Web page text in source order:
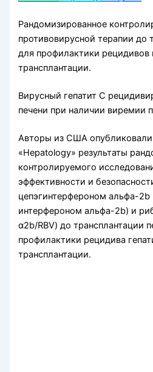
Рандомизированное
противовирусной терапии до
для профилактики рецидивов
трансплантации.
Вирусный гепатит С
печени при наличии виремии
Авторы из США
«Hepatology» результаты
контролируемого
эффективности и
цепэгинтерфероном альфа-
интерфероном альфа-2b) и
α2b/RBV) до трансплантации
профилактики рецидива
трансплантации.